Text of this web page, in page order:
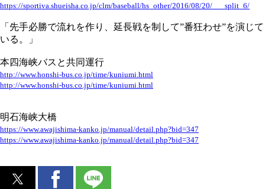
https://sportiva.shueisha.co.jp/clm/baseball/hs_other/2016/08/20/___split_6/
「先手必勝で流れを作り、延長戦を制して”番狂わせ”を演じて
いる。」
本四海峡バスと共同運行
http://www.honshi-bus.co.jp/time/kuniumi.html
http://www.honshi-bus.co.jp/time/kuniumi.html
明石海峡大橋
https://www.awajishima-kanko.jp/manual/detail.php?bid=347
https://www.awajishima-kanko.jp/manual/detail.php?bid=347